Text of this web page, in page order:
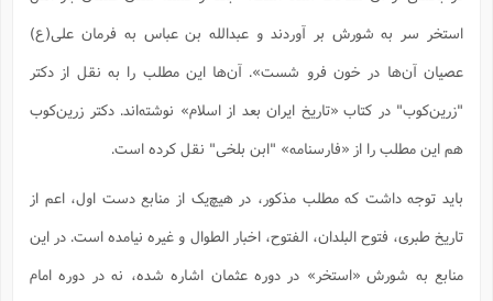
استخر سر به شورش بر آوردند و عبدالله بن عباس به فرمان علی(ع)
عصیان آن‌ها در خون فرو شست». آن‌ها این مطلب را به نقل از دکتر
"زرین‌کوب" در کتاب «تاریخ ایران بعد از اسلام» نوشته‌اند. دکتر زرین‌کوب
هم این مطلب را از «فارسنامه» "ابن بلخی" نقل کرده است.
باید توجه داشت که مطلب مذکور، در هیچ‌یک از منابع دست اول، اعم از
تاریخ طبری، فتوح البلدان، الفتوح، اخبار الطوال و غیره نیامده است. در این
منابع به شورش «استخر» در دوره عثمان اشاره شده، نه در دوره امام